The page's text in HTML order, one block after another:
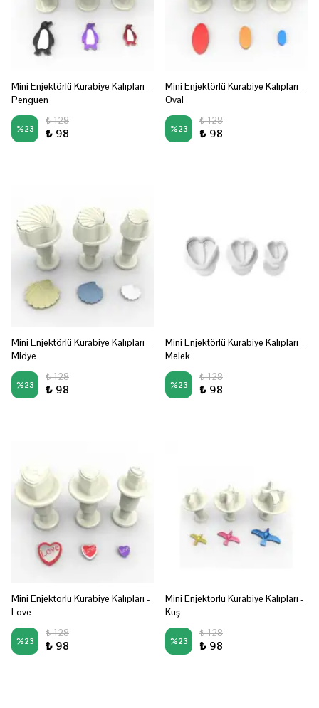
Mini Enjektörlü Kurabiye Kalıpları -
Penguen
%23
₺ 128
₺ 98
Mini Enjektörlü Kurabiye Kalıpları -
Oval
%23
₺ 128
₺ 98
Mini Enjektörlü Kurabiye Kalıpları -
Midye
%23
₺ 128
₺ 98
Mini Enjektörlü Kurabiye Kalıpları -
Melek
%23
₺ 128
₺ 98
Mini Enjektörlü Kurabiye Kalıpları -
Love
%23
₺ 128
₺ 98
Mini Enjektörlü Kurabiye Kalıpları -
Kuş
%23
₺ 128
₺ 98